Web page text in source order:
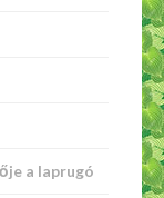
a laprugó